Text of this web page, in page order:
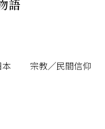
語
本 宗教／民間信仰